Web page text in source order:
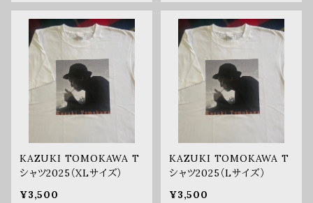
KAZUKI TOMOKAWA T
シャツ2025（XLサイズ）
¥3,500
KAZUKI TOMOKAWA T
シャツ2025（Lサイズ）
¥3,500